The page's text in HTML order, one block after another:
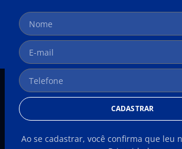
CADASTRAR
Ao se cadastrar, você confirma que leu